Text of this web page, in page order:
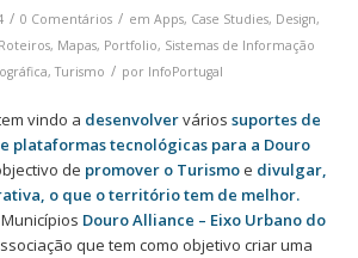
/ 0 Comentários / em Apps, Case Studies, Design,
, Mapas, Portfolio, Sistemas de Informação
,Turismo / por InfoPortugal
vindo a desenvolverváriossuportes de
plataformas tecnológicas para a Douro
de promover o Turismoe divulgar,
o que o território tem de melhor.
Douro Alliance – Eixo Urbano do
que tem como objetivo criar uma